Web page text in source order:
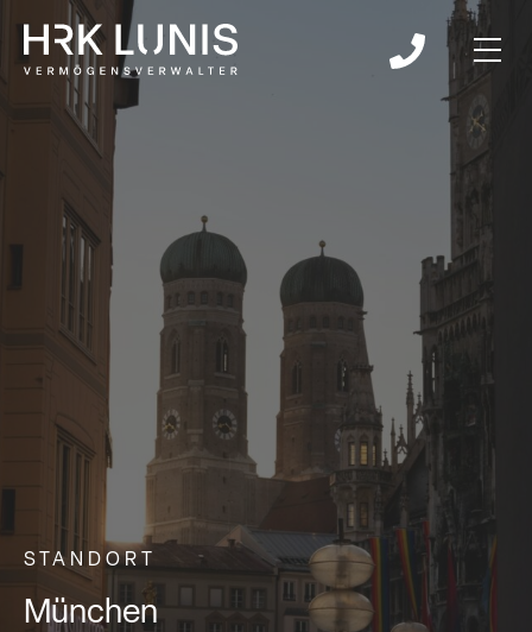
STANDORT
München